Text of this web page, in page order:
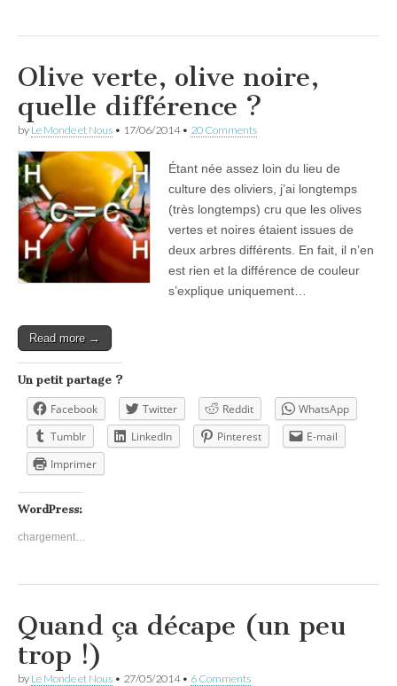
Olive verte, olive noire,
quelle différence ?
by Le Monde et Nous • 17/06/2014• 20 Comments
Étant née assez loin du lieu de
culture des oliviers, j’ai longtemps
(très longtemps) cru que les olives
vertes et noires étaient issues de
deux arbres différents. En fait, il n’en
est rien et la différence de couleur
s’explique uniquement…
Read more →
Un petit partage ?
Facebook Twitter Reddit
WhatsApp
Tumblr
LinkedIn Pinterest
E-mail
Imprimer
WordPress:
chargement…
Quand ça décape (un peu
trop !)
by Le Monde et Nous • 27/05/2014• 6 Comments